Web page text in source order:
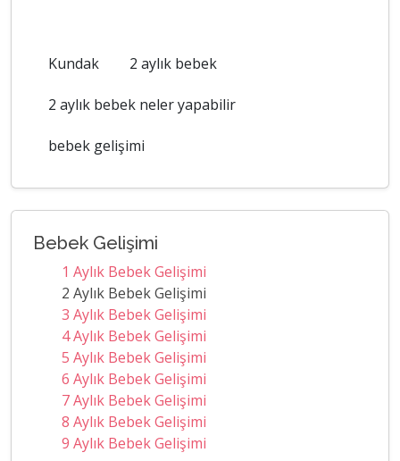
Kundak 2 aylık bebek
2 aylık bebek neler yapabilir
bebek gelişimi
Bebek Gelişimi
1 Aylık Bebek Gelişimi
2 Aylık Bebek Gelişimi
3 Aylık Bebek Gelişimi
4 Aylık Bebek Gelişimi
5 Aylık Bebek Gelişimi
6 Aylık Bebek Gelişimi
7 Aylık Bebek Gelişimi
8 Aylık Bebek Gelişimi
9 Aylık Bebek Gelişimi